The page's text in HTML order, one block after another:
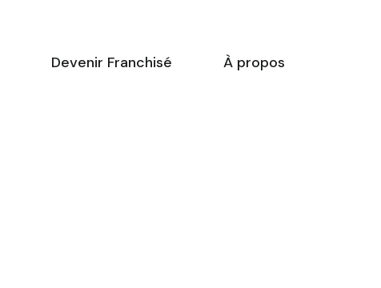
Devenir Franchisé À propos